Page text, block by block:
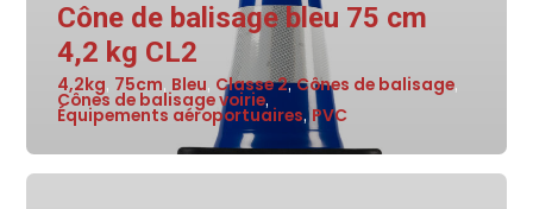
Cône de balisage bleu 75 cm
4,2 kg CL2
4,2kg, 75cm, Bleu, Classe 2,Cônes de balisage,
Cônes de balisage voirie,
Équipements aéroportuaires,PVC